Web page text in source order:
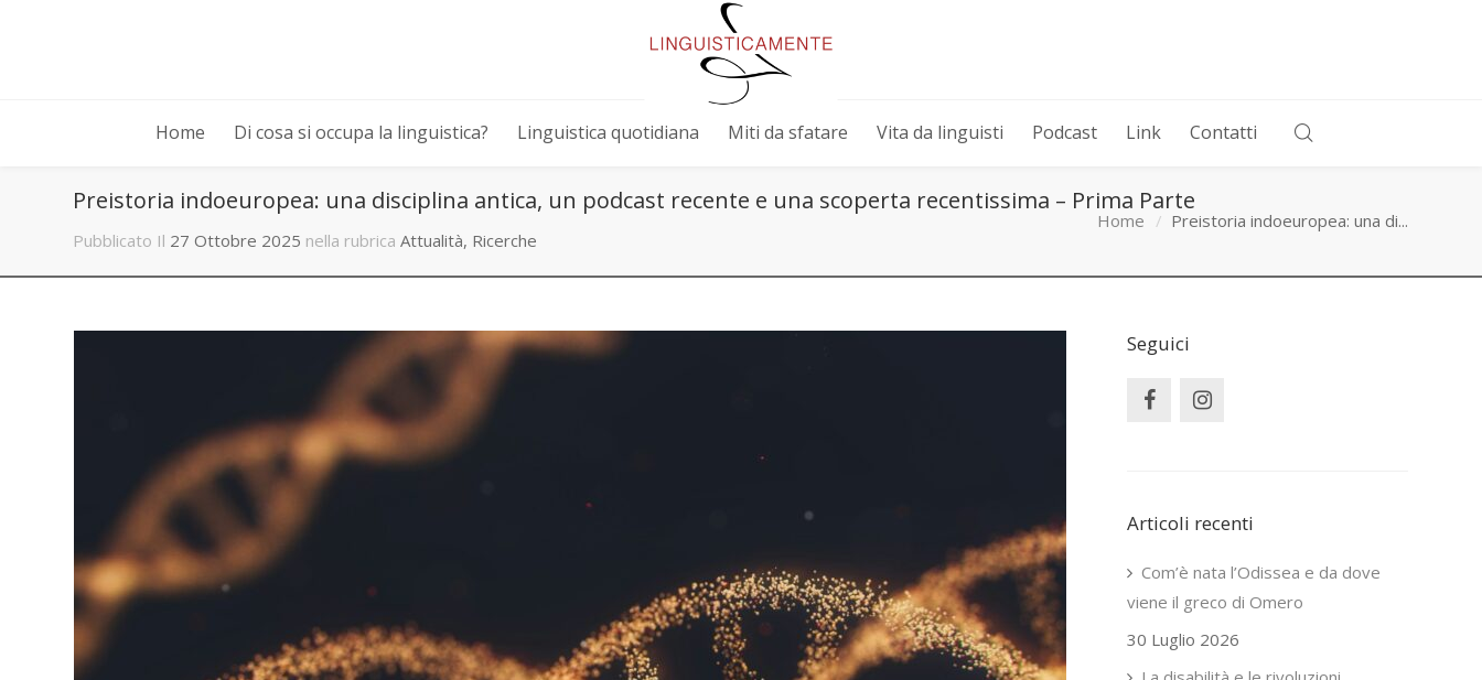
Home Di cosa si occupa la linguistica? Linguistica quotidiana Miti da sfatare Vita da linguisti Podcast Link Contatti
Preistoria indoeuropea: una disciplina antica, un podcast recente e una scoperta recentissima – Prima Parte
Pubblicato Il 27 Ottobre 2025 nella rubrica Attualità, Ricerche
Home Preistoria indoeuropea: una di...
Seguici
Articoli recenti
Com’è nata l’Odissea e da dove
viene il greco di Omero
30 Luglio 2026